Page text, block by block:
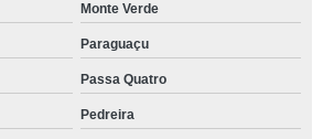
Monte Verde
Paraguaçu
Passa Quatro
Pedreira